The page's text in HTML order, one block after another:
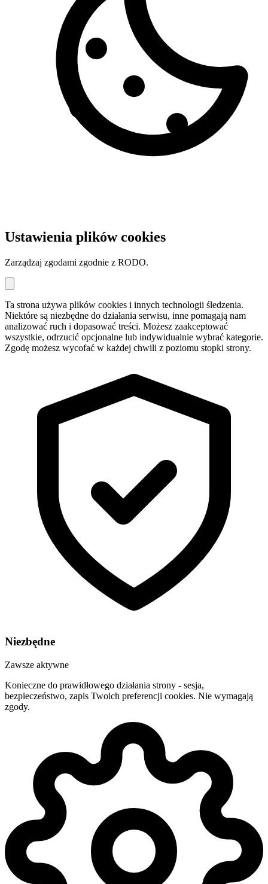
Ustawienia plików cookies
Zarządzaj zgodami zgodnie z RODO.
Ta strona używa plików cookies i innych technologii śledzenia.
Niektóre są niezbędne do działania serwisu, inne pomagają nam
analizować ruch i dopasować treści. Możesz zaakceptować
wszystkie, odrzucić opcjonalne lub indywidualnie wybrać kategorie.
Zgodę możesz wycofać w każdej chwili z poziomu stopki strony.
Niezbędne
Zawsze aktywne
Konieczne do prawidłowego działania strony - sesja,
bezpieczeństwo, zapis Twoich preferencji cookies. Nie wymagają
zgody.